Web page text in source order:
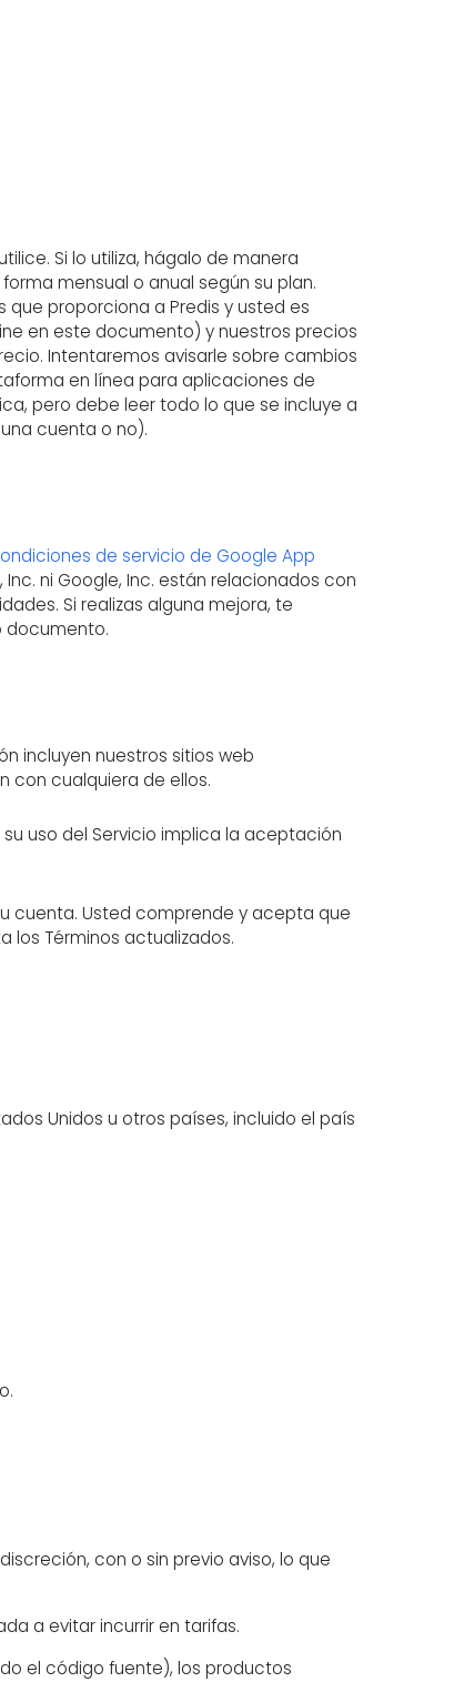
Si lo utiliza, hágalo de manera
mensual o anual según su plan.
proporciona a Predis y usted es
en este documento) y nuestros precios
Intentaremos avisarle sobre cambios
en línea para aplicaciones de
pero debe leer todo lo que se incluye a
cuenta o no).
de servicio de Google App
Inc. ni Google, Inc. están relacionados con
Si realizas alguna mejora, te
documento.
incluyen nuestros sitios web
con cualquiera de ellos.
uso del Servicio implica la aceptación
cuenta. Usted comprende y acepta que
los Términos actualizados.
Unidos u otros países, incluido el país
con o sin previo aviso, lo que
a evitar incurrir en tarifas.
el código fuente), los productos